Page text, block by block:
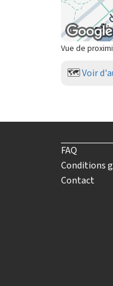
Vue de
🗺️Voir
FAQ
Conditions
Contact